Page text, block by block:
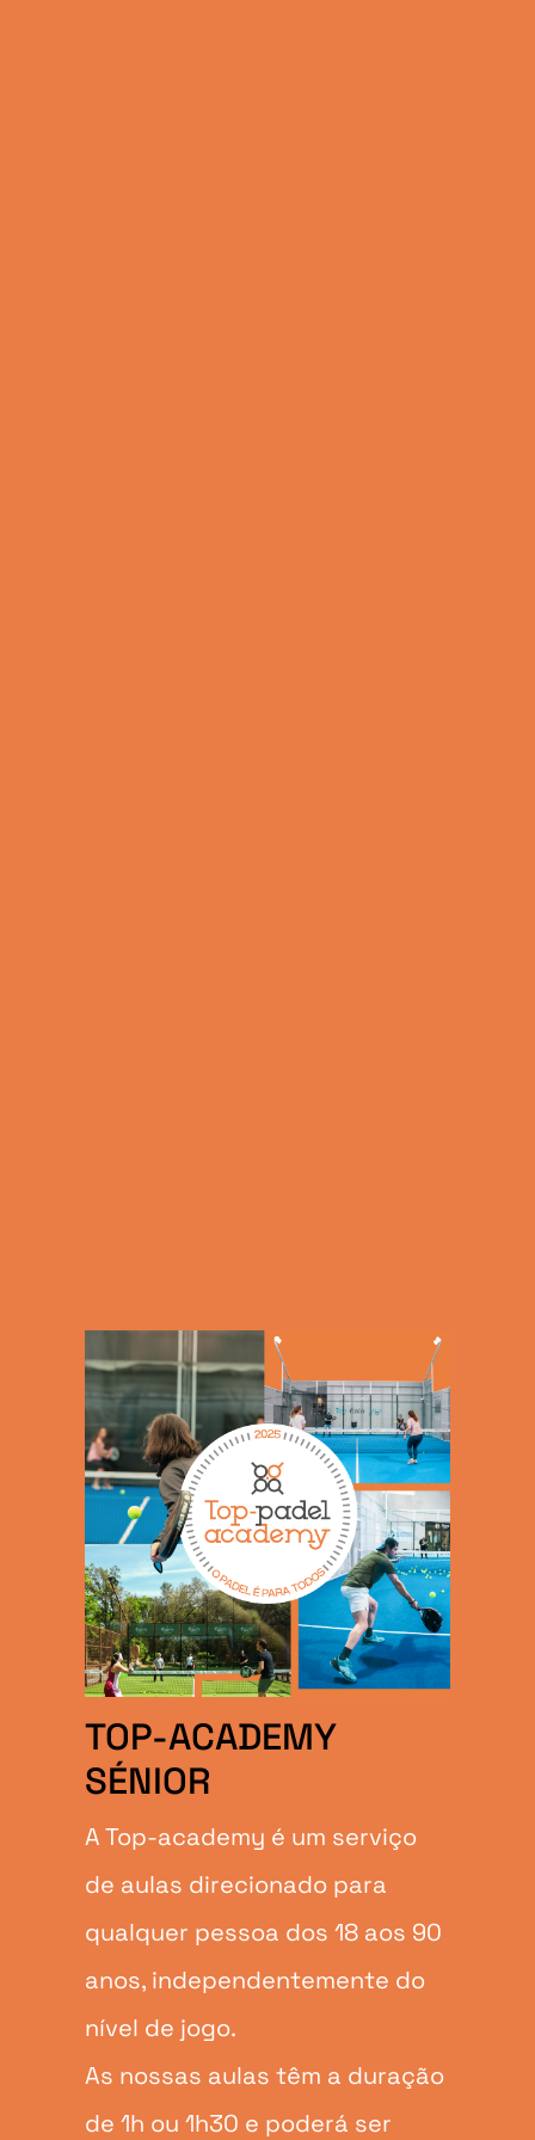
TOP-ACADEMY
SÉNIOR
A Top-academy é um serviço
de aulas direcionado para
qualquer pessoa dos 18 aos 90
anos, independentemente do
nível de jogo.
As nossas aulas têm a duração
de 1h ou 1h30 e poderá ser